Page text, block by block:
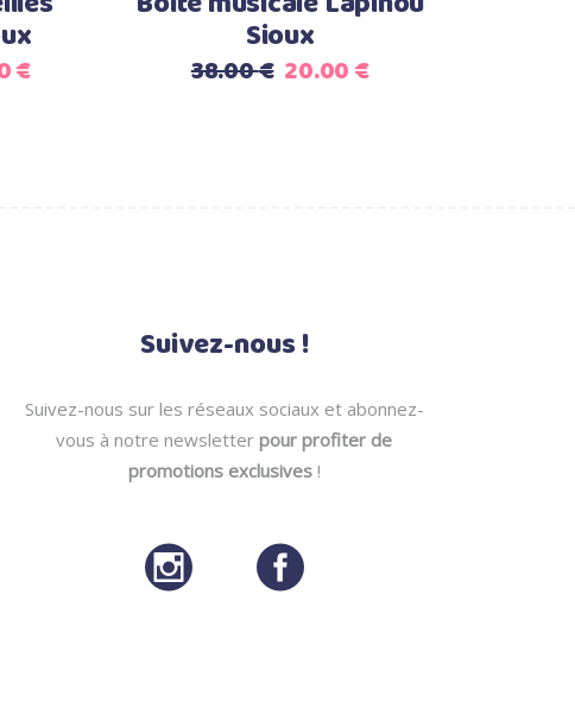
€Le
Sioux
38.00€ Le
20.00€Le
Suivez-nous !
Suivez-nous sur les réseaux sociaux et abonnez-
vous à notre newsletterpour profiter de
promotions exclusives!